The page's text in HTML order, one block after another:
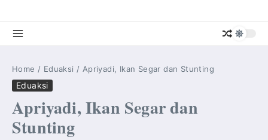
Home / Eduaksi / Apriyadi, Ikan Segar dan Stunting
Eduaksi
Apriyadi, Ikan Segar dan
Stunting